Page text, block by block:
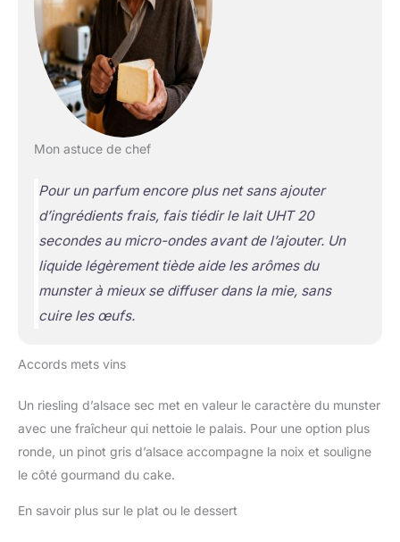
Mon astuce de chef
Pour un parfum encore plus net sans ajouter
d’ingrédients frais, fais tiédir le lait UHT 20
secondes au micro-ondes avant de l’ajouter. Un
liquide légèrement tiède aide les arômes du
munster à mieux se diffuser dans la mie, sans
cuire les œufs.
Accords mets vins
Un riesling d’alsace sec met en valeur le caractère du munster
avec une fraîcheur qui nettoie le palais. Pour une option plus
ronde, un pinot gris d’alsace accompagne la noix et souligne
le côté gourmand du cake.
En savoir plus sur le plat ou le dessert